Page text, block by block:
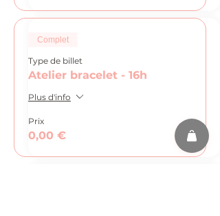
Complet
Type de billet
Atelier bracelet - 16h
Plus d'info
Prix
0,00 €